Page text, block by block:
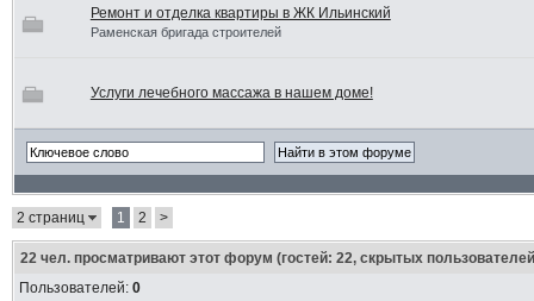
Ремонт и отделка квартиры в ЖК Ильинский
Раменская бригада строителей
Услуги лечебного массажа в нашем доме!
2 страниц 1 2 >
22чел. просматривают этот форум (гостей: 22, скрытых
Пользователей: 0